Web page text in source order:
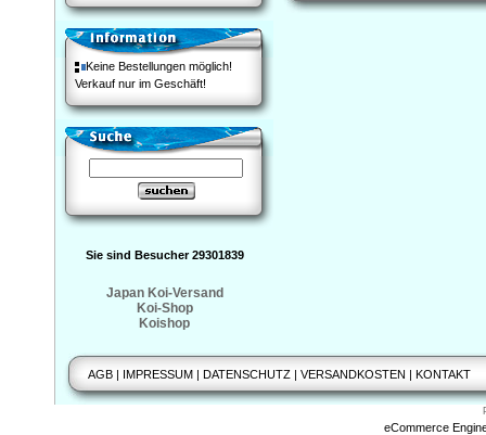
Keine Bestellungen möglich!
Verkauf nur im Geschäft!
Sie sind Besucher 29301839
Japan Koi-Versand
Koi-Shop
Koishop
AGB | IMPRESSUM | DATENSCHUTZ | VERSANDKOSTEN | KONTAKT
eCommerce